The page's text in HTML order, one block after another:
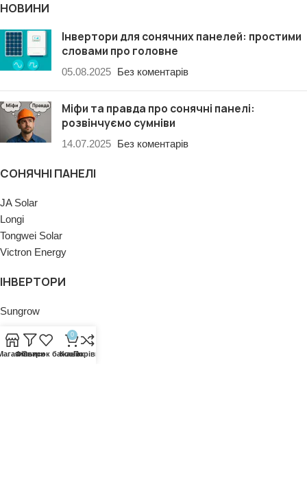
НОВИНИ
Інвертори для сонячних панелей: простими
словами про головне
05.08.2025 Без коментарів
Міфи та правда про сонячні панелі:
розвінчуємо сумніви
14.07.2025 Без коментарів
СОНЯЧНІ ПАНЕЛІ
JA Solar
Longi
Tongwei Solar
Victron Energy
ІНВЕРТОРИ
Sungrow
ПОЛІТИКИ
Фільтри
Список бажань
0
КошикПорівняти